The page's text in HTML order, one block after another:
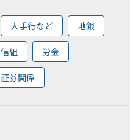
大手行など 地銀
信組 労金
証券関係